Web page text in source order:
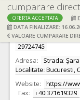
cumparare
OFERTA ACCEPTATA
DATA FINALIZARE:
VALOARE CUMPARARE
DATE IDENTIFICARE
Ofertant: S.C. Ac
29724745
Adresa:
Strada:
Localitate: Bucuresti,
Website:
https://
Fax:
+40 371619329